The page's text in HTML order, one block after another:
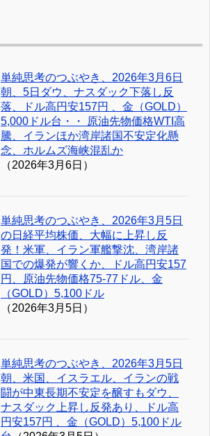
単純思考のつぶやき、2026年3月6日
朝、5日ダウ、ナスダック下落し反
落、ドル高円安157円 、金（GOLD）
5,000ドル台・・ 原油先物価格WTI高
騰、イランほか湾岸諸国不安定化懸
念、ホルムズ海峡混乱か
（2026年3月6日）
単純思考のつぶやき、2026年3月5日
の日経平均株価、大幅に上昇し反
発！米軍、イラン軍艦撃沈、湾岸諸
国での爆発が響くか、ドル高円安157
円、原油先物価格75-77ドル、金
（GOLD）5,100ドル
（2026年3月5日）
単純思考のつぶやき、2026年3月5日
朝、米国、イスラエル、イランの戦
闘が中東長期不安定を醸すもダウ、
ナスダック上昇し反発あり、ドル高
円安157円 、金（GOLD）5,100ドル